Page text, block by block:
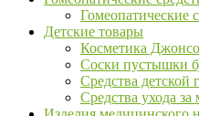
Гомеопатические
Детские товары
Косметика
Соски пустышки
Средства детской
Средства ухода